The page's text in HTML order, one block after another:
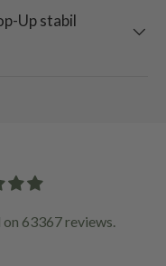
Up stabil
63367 reviews.